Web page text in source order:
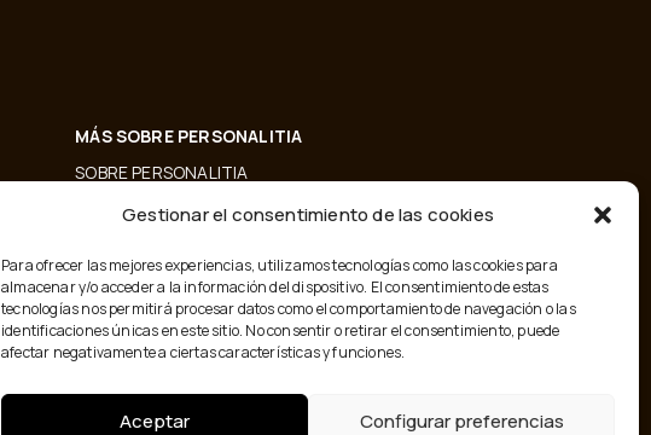
Gestionar el consentimiento de las cookies
Para ofrecer las mejores experiencias, utilizamos tecnologías como las cookies para
almacenar y/o acceder a la información del dispositivo. El consentimiento de estas
tecnologías nos permitirá procesar datos como el comportamiento de navegación o las
identificaciones únicas en este sitio. No consentir o retirar el consentimiento, puede
afectar negativamente a ciertas características y funciones.
Aceptar Configurar preferencias
MÁS SOBRE PERSONALITIA
SOBRE PERSONALITIA
CONTACTO
BLOG
TÉRMINOS Y CONDICIONES